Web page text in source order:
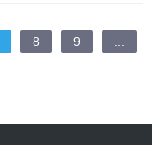
8 9